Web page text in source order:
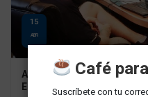
15
ABR
Automatización en la
Estratégico para el Éxito
Café
Suscríbete con tu